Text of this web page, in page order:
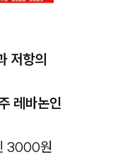
저항의
레바논인
3000원